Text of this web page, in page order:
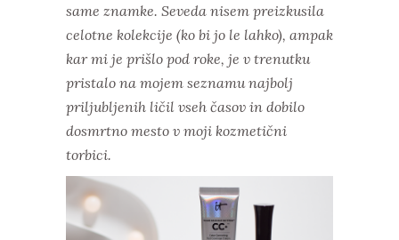
same znamke. Seveda nisem preizkusila
celotne kolekcije (ko bi jo le lahko), ampak
kar mi je prišlo pod roke, je v trenutku
pristalo na mojem seznamu najbolj
priljubljenih ličil vseh časov in dobilo
dosmrtno mesto v moji kozmetični
torbici.